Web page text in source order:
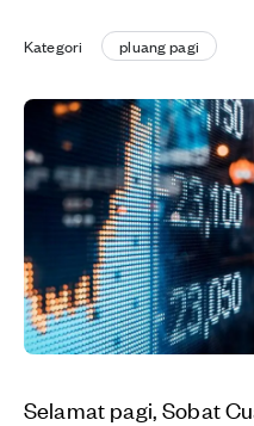
Kategori pluang pagi
Selamat pagi, Sobat